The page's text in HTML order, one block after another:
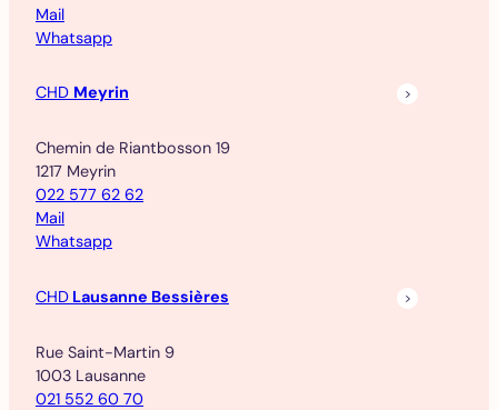
Mail
Whatsapp
CHD Meyrin
Chemin de Riantbosson 19
1217 Meyrin
022 577 62 62
Mail
Whatsapp
CHD Lausanne Bessières
Rue Saint-Martin 9
1003 Lausanne
021 552 60 70